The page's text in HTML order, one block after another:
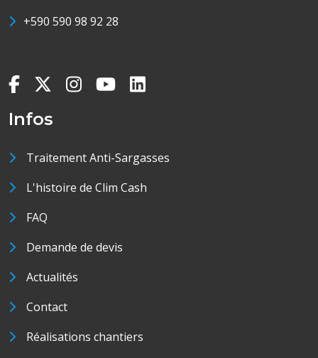
+590 590 98 92 28
Infos
Traitement Anti-Sargasses
L'histoire de Clim Cash
FAQ
Demande de devis
Actualités
Contact
Réalisations chantiers